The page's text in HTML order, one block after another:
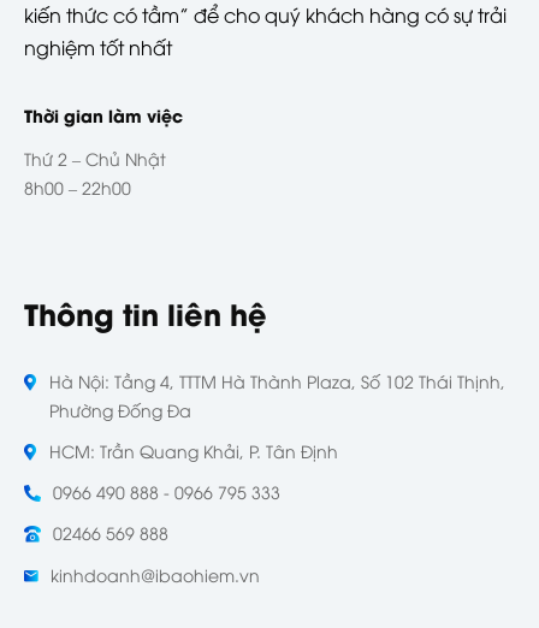
kiến thức có tầm” để cho quý khách hàng có sự trải
nghiệm tốt nhất
Thời gian làm việc
Thứ 2 – Chủ Nhật
8h00 – 22h00
Thông tin liên hệ
Hà Nội: Tầng 4, TTTM Hà Thành Plaza, Số 102 Thái Thịnh,
Phường Đống Đa
HCM: Trần Quang Khải, P. Tân Định
0966 490 888 - 0966 795 333
02466 569 888
kinhdoanh@ibaohiem.vn